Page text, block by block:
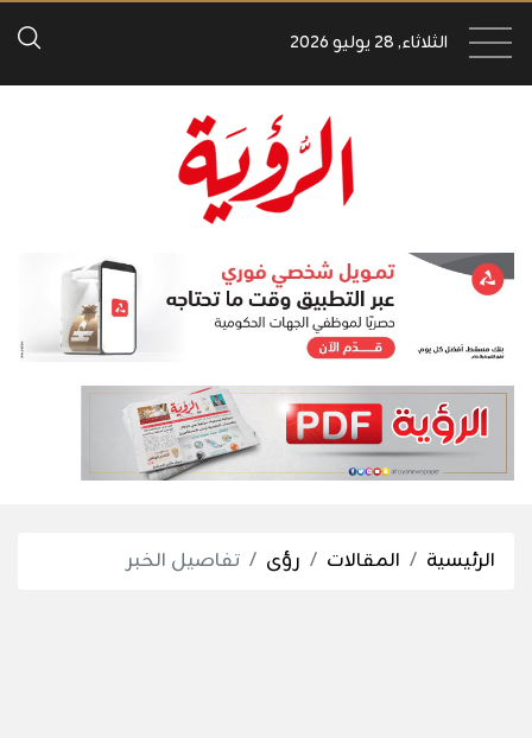
الثلاثاء, 28 يوليو 2026
الرئيسية المقالات رؤى تفاصيل الخبر